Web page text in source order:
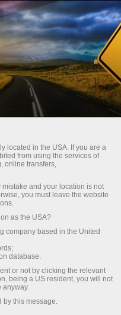
Análisis Forex
Forex
análisis de Forex
encontrará
en los
financiera
located in the USA. If you are a
from using the services of
online transfers,
and your location is not
you must leave the website
as the USA?
company based in the United
database.
or not by clicking the relevant
being a US resident, you will not
anyway.
by this message.